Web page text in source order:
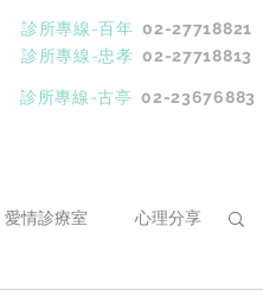
診所專線-百年 02-27718821
診所專線-忠孝 02-27718813
診所專線-古亭 02-23676883
愛情診療室 心理分享